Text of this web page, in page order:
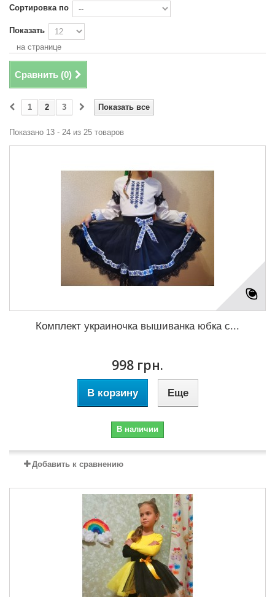
Сортировка по
Показать
на странице
Сравнить (0)
Показать все
1 2 3
Показано 13 - 24 из 25 товаров
Комплект украиночка вышиванка юбка с...
998 грн.
В корзину Еще
В наличии
Добавить к сравнению